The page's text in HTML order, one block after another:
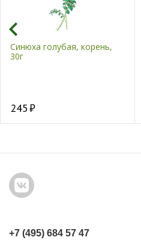
Синюха голубая, корень,
30г
245
+7 (495) 684 57 47